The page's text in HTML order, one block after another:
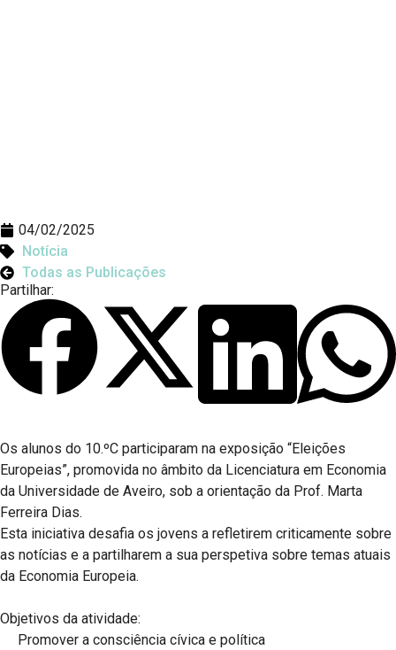
04/02/2025
Notícia
Todas as Publicações
Partilhar:
Os alunos do 10.ºC participaram na exposição “Eleições
Europeias”, promovida no âmbito da Licenciatura em Economia
da Universidade de Aveiro, sob a orientação da Prof. Marta
Ferreira Dias.
Esta iniciativa desafia os jovens a refletirem criticamente sobre
as notícias e a partilharem a sua perspetiva sobre temas atuais
da Economia Europeia.
Objetivos da atividade:
Promover a consciência cívica e política